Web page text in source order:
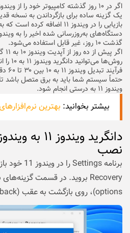
یک گزینه ساده برای بازگرداندن به نسخه
بازیابی را در ویندوز ۱۱ اضافه
گذشت ۱۰ روز، غیر قابل استفاده می‌شود.
روش‌ها می‌توانید دانگرید ویندوز ۱۱ به ۱۰ را انجام دهید.
حتماً سیستم شما باید به برق متصل باشد
ویندوز ۱۱ به درستی انجام شود.
بیشتر بخوانید: بهترین
نصب
options)، روی بازگشت به عقب (Go back) کلیک کنید.